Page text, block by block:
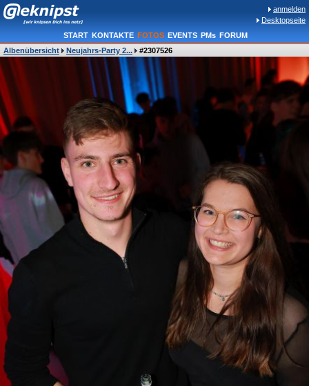
anmelden
Desktopseite
START KONTAKTE FOTOS EVENTS PMs FORUM
Albenübersicht
Neujahrs-Party 2... #2307526